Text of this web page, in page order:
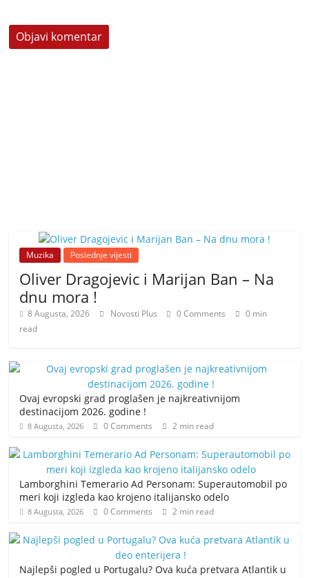
Muzika Poslednje vijesti
Oliver Dragojevic i Marijan Ban – Na
dnu mora !
8 Augusta, 2026 Novosti Plus 0 Comments
0 min
read
Ovaj evropski grad proglašen je najkreativnijom
destinacijom 2026. godine !
8 Augusta, 2026 0 Comments 2 min read
Lamborghini Temerario Ad Personam: Superautomobil po
meri koji izgleda kao krojeno italijansko odelo
8 Augusta, 2026 0 Comments 2 min read
Najlepši pogled u Portugalu? Ova kuća pretvara Atlantik u